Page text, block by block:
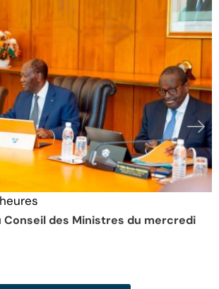
Conseil des Ministres du mercredi